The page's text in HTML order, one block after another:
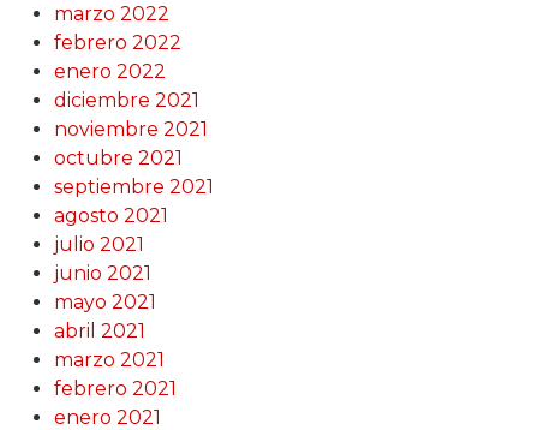
marzo 2022
febrero 2022
enero 2022
diciembre 2021
noviembre 2021
octubre 2021
septiembre 2021
agosto 2021
julio 2021
junio 2021
mayo 2021
abril 2021
marzo 2021
febrero 2021
enero 2021